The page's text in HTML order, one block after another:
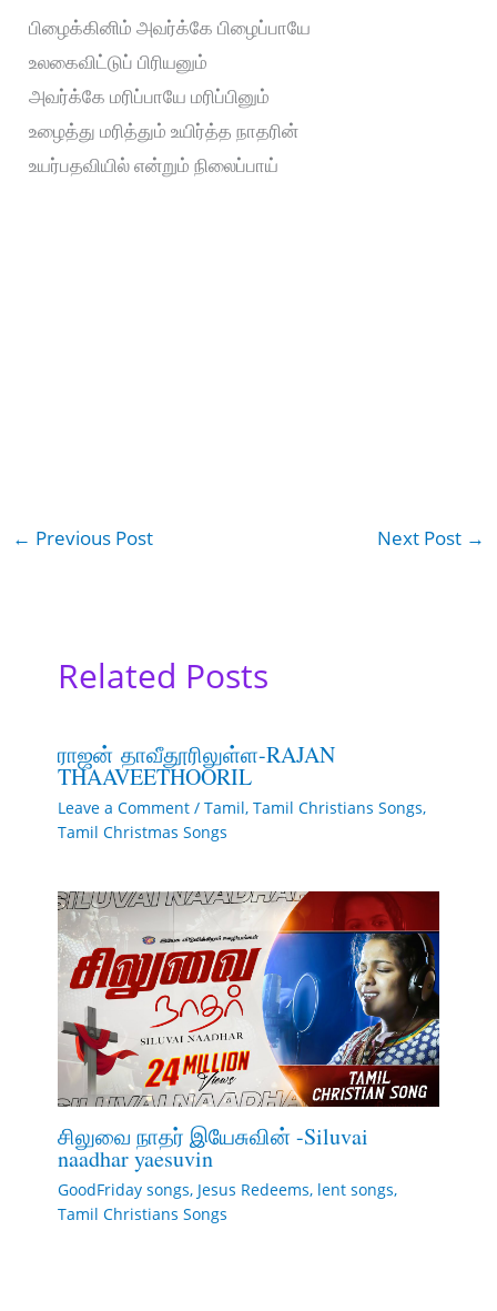
பிழைக்கினிம் அவர்க்கே பிழைப்பாயே
உலகைவிட்டுப் பிரியனும்
அவர்க்கே மரிப்பாயே மரிப்பினும்
உழைத்து மரித்தும் உயிர்த்த நாதரின்
உயர்பதவியில் என்றும் நிலைப்பாய்
← Previous Post Next Post →
Related Posts
ராஜன் தாவீதூரிலுள்ள-RAJAN
THAAVEETHOORIL
Leave a Comment / Tamil, Tamil Christians Songs,
Tamil Christmas Songs
சிலுவை நாதர் இயேசுவின் -Siluvai
naadhar yaesuvin
GoodFriday songs, Jesus Redeems, lent songs,
Tamil Christians Songs